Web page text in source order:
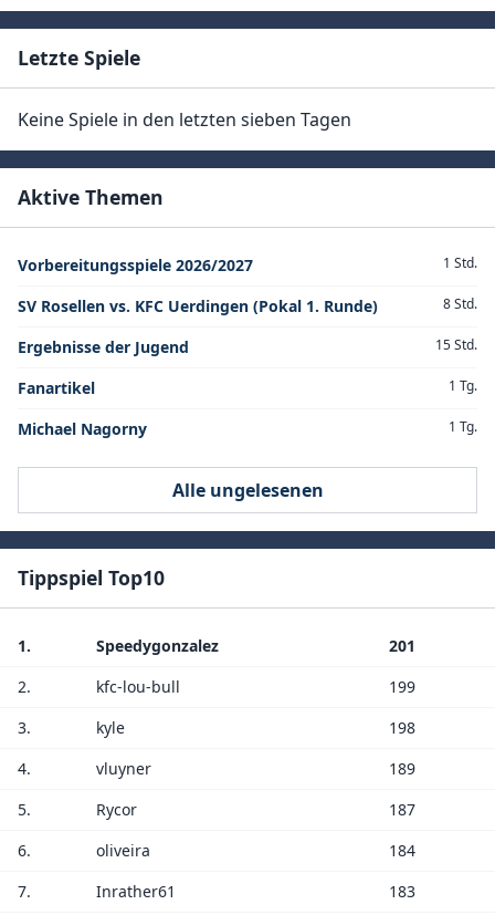
Letzte Spiele
Keine Spiele in den letzten sieben Tagen
Aktive Themen
Vorbereitungsspiele 2026/2027 1 Std.
SV Rosellen vs. KFC Uerdingen (Pokal 1. Runde) 8 Std.
Ergebnisse der Jugend 15 Std.
Fanartikel 1 Tg.
Michael Nagorny 1 Tg.
Alle ungelesenen
Tippspiel Top10
1. Speedygonzalez
201
2.
kfc-lou-bull
199
3.
kyle
198
4.
vluyner
189
5.
Rycor
187
6.
oliveira
184
7.
Inrather61 183